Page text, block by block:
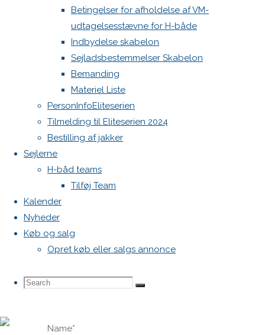
Betingelser for afholdelse af VM-
udtagelsesstævne for H-både
Indbydelse skabelon
Sejladsbestemmelser Skabelon
Bemanding
Materiel Liste
PersonInfoEliteserien
Tilmelding til Eliteserien 2024
Bestilling af jakker
Sejlerne
H-båd teams
Tilføj Team
Kalender
Nyheder
Køb og salg
Opret køb eller salgs annonce
Search
Search
Search
svar
Din e-
mailadresse
vil ikke
blive
publiceret.
Krævede
felter er
markeret
med
Comment
Name*